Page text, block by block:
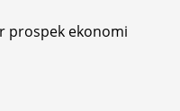
prospek ekonomi